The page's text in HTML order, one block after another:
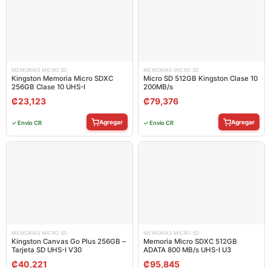
MEMORIAS MICRO SD
Kingston Memoria Micro SDXC
256GB Clase 10 UHS-I
₡23,123
✓ Envío CR Agregar
MEMORIAS MICRO SD
Micro SD 512GB Kingston Clase 10
200MB/s
₡79,376
✓ Envío CR Agregar
MEMORIAS MICRO SD
Kingston Canvas Go Plus 256GB –
Tarjeta SD UHS-I V30
₡40,221
MEMORIAS MICRO SD
Memoria Micro SDXC 512GB
ADATA 800 MB/s UHS-I U3
₡95,845